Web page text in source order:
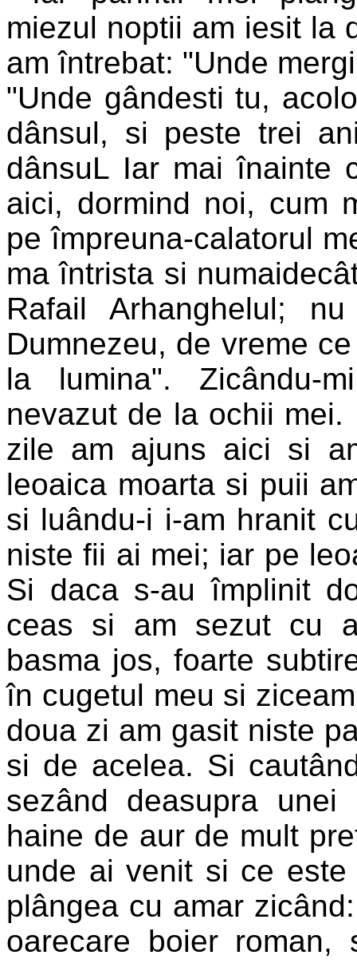
miezul noptii am iesit la
am întrebat: "Unde
"Unde gândesti tu,
dânsul, si peste trei
dânsuL Iar mai înainte
aici, dormind noi, cum
pe împreuna-calatorul
ma întrista si
Rafail Arhanghelul;
Dumnezeu, de vreme
la lumina". Zicându-
nevazut de la ochii
zile am ajuns aici si
leoaica moarta si puii
si luându-i i-am hranit
niste fii ai mei; iar pe
Si daca s-au împlinit
ceas si am sezut cu
basma jos, foarte
în cugetul meu si
doua zi am gasit niste
si de acelea. Si
sezând deasupra
haine de aur de mult
unde ai venit si ce
plângea cu amar
oarecare boier